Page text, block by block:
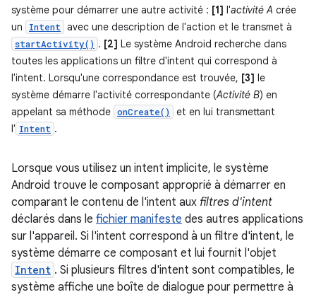
système pour démarrer une autre activité : [1] l'activité A crée
un
Intent avec une description de l'action et le transmet à
startActivity() . [2] Le système Android recherche dans
toutes les applications un filtre d'intent qui correspond à
l'intent. Lorsqu'une correspondance est trouvée, [3] le
système démarre l'activité correspondante (Activité B) en
appelant sa méthode onCreate()
et en lui transmettant
l' Intent .
Lorsque vous utilisez un intent implicite, le système
Android trouve le composant approprié à démarrer en
comparant le contenu de l'intent aux filtres d'intent
déclarés dans le fichier manifeste des autres applications
sur l'appareil. Si l'intent correspond à un filtre d'intent, le
système démarre ce composant et lui fournit l'objet
Intent . Si plusieurs filtres d'intent sont compatibles, le
système affiche une boîte de dialogue pour permettre à